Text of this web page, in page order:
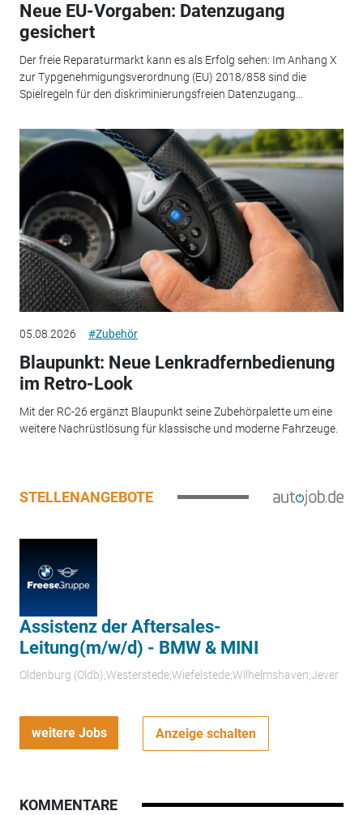
Neue EU-Vorgaben: Datenzugang
gesichert
Der freie Reparaturmarkt kann es als Erfolg sehen: Im Anhang X
zur Typgenehmigungsverordnung (EU) 2018/858 sind die
Spielregeln für den diskriminierungsfreien Datenzugang...
05.08.2026 #Zubehör
Blaupunkt: Neue Lenkradfernbedienung
im Retro-Look
Mit der RC-26 ergänzt Blaupunkt seine Zubehörpalette um eine
weitere Nachrüstlösung für klassische und moderne Fahrzeuge.
STELLENANGEBOTE
Assistenz der Aftersales-
Leitung(m/w/d) - BMW & MINI
Oldenburg (Oldb);Westerstede;Wiefelstede;Wilhelmshaven;Jever
weitere Jobs Anzeige schalten
KOMMENTARE